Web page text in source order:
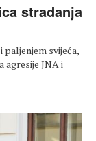
stradanja
paljenjem svijeća,
agresije JNA i